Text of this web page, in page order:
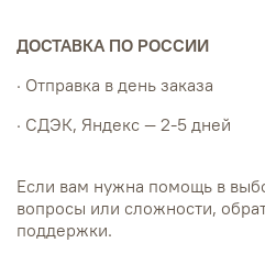
ДОСТАВКА ПО РОССИИ
· Отправка в день заказа
· СДЭК, Яндекс — 2-5 дней
Если вам нужна помощь в
вопросы или сложности,
поддержки.